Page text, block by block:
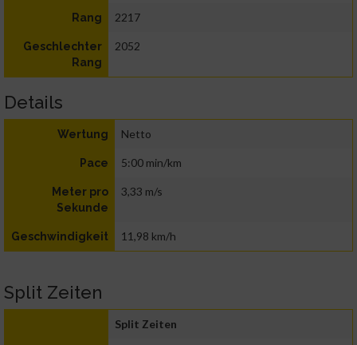
Rang 2217
Geschlechter
Rang
2052
Details
Wertung Netto
Pace 5:00 min/km
Meter pro
Sekunde
3,33 m/s
Geschwindigkeit 11,98 km/h
Split Zeiten
Split Zeiten